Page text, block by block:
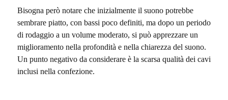
Bisogna però notare che inizialmente il suono potrebbe
sembrare piatto, con bassi poco definiti, ma dopo un periodo
di rodaggio a un volume moderato, si può apprezzare un
miglioramento nella profondità e nella chiarezza del suono.
Un punto negativo da considerare è la scarsa qualità dei cavi
inclusi nella confezione.